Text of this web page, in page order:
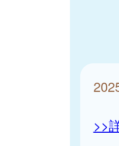
>>